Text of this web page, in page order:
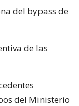
del bypass de
de las
del Ministerio